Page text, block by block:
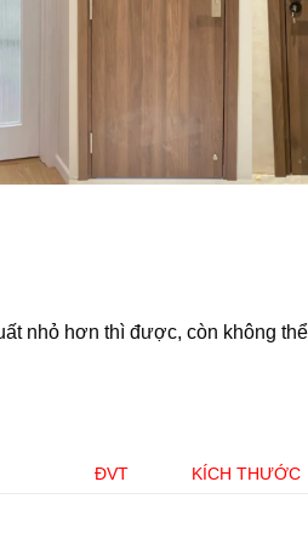
nhỏ hơn thì được, còn không
ĐVT KÍCH THƯỚC